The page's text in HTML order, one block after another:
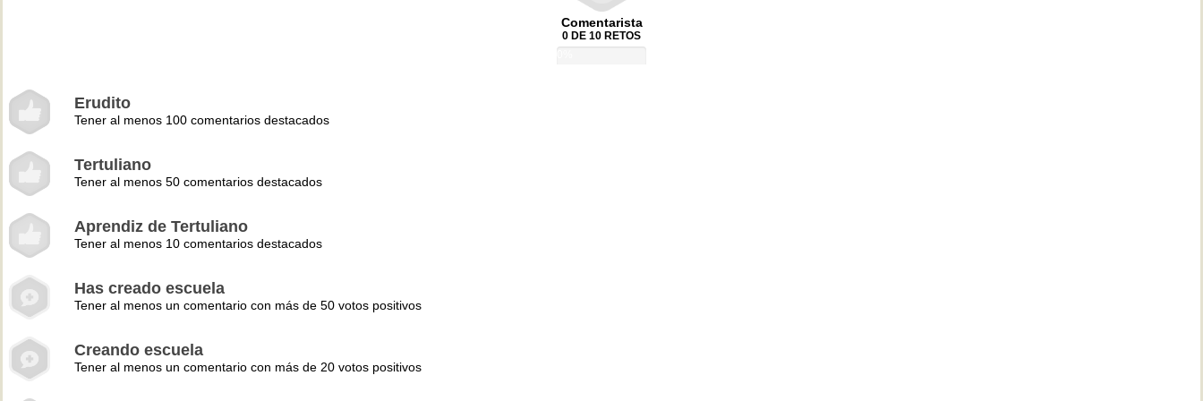
Comentarista
0 DE 10 RETOS
Erudito
Tener al menos 100 comentarios destacados
Tertuliano
Tener al menos 50 comentarios destacados
Aprendiz de Tertuliano
Tener al menos 10 comentarios destacados
Has creado escuela
Tener al menos un comentario con más de 50 votos positivos
Creando escuela
Tener al menos un comentario con más de 20 votos positivos